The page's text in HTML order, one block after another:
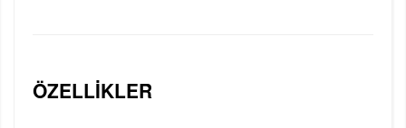
ÖZELLIKLER